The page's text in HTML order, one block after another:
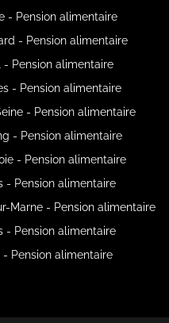
- Pension alimentaire
- Pension alimentaire
- Pension alimentaire
- Pension alimentaire
- Pension alimentaire
- Pension alimentaire
- Pension alimentaire
- Pension alimentaire
Marne - Pension alimentaire
- Pension alimentaire
- Pension alimentaire